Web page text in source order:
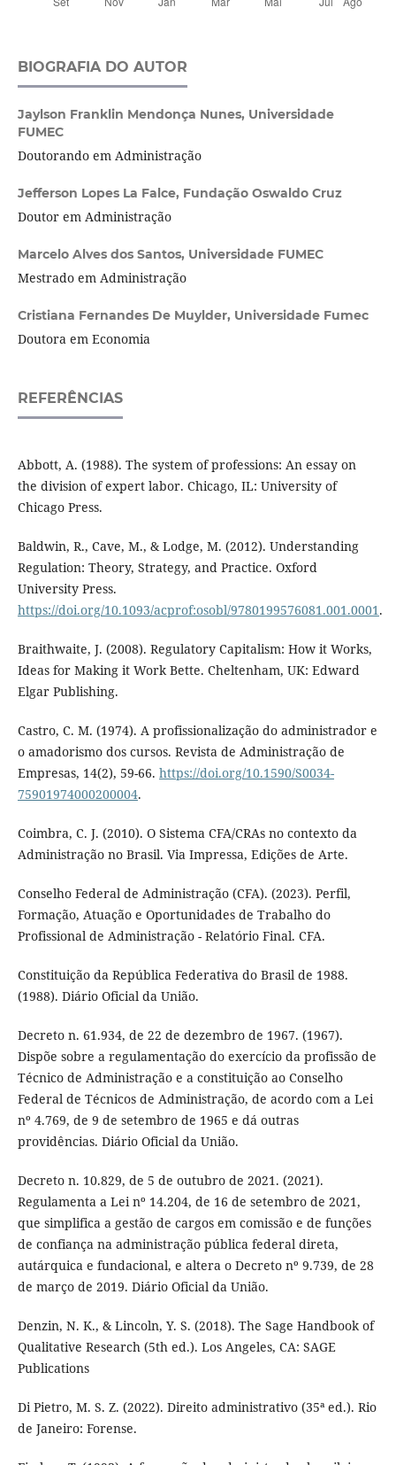
BIOGRAFIA DO AUTOR
Jaylson Franklin Mendonça Nunes, Universidade
FUMEC
Doutorando em Administração
Jefferson Lopes La Falce, Fundação Oswaldo Cruz
Doutor em Administração
Marcelo Alves dos Santos, Universidade FUMEC
Mestrado em Administração
Cristiana Fernandes De Muylder, Universidade Fumec
Doutora em Economia
REFERÊNCIAS
Abbott, A. (1988). The system of professions: An essay on
the division of expert labor. Chicago, IL: University of
Chicago Press.
Baldwin, R., Cave, M., & Lodge, M. (2012). Understanding
Regulation: Theory, Strategy, and Practice. Oxford
University Press.
https://doi.org/10.1093/acprof:osobl/9780199576081.001.0001.
Braithwaite, J. (2008). Regulatory Capitalism: How it Works,
Ideas for Making it Work Bette. Cheltenham, UK: Edward
Elgar Publishing.
Castro, C. M. (1974). A profissionalização do administrador e
o amadorismo dos cursos. Revista de Administração de
Empresas, 14(2), 59-66. https://doi.org/10.1590/S0034-
75901974000200004.
Coimbra, C. J. (2010). O Sistema CFA/CRAs no contexto da
Administração no Brasil. Via Impressa, Edições de Arte.
Conselho Federal de Administração (CFA). (2023). Perfil,
Formação, Atuação e Oportunidades de Trabalho do
Profissional de Administração - Relatório Final. CFA.
Constituição da República Federativa do Brasil de 1988.
(1988). Diário Oficial da União.
Decreto n. 61.934, de 22 de dezembro de 1967. (1967).
Dispõe sobre a regulamentação do exercício da profissão de
Técnico de Administração e a constituição ao Conselho
Federal de Técnicos de Administração, de acordo com a Lei
nº 4.769, de 9 de setembro de 1965 e dá outras
providências. Diário Oficial da União.
Decreto n. 10.829, de 5 de outubro de 2021. (2021).
Regulamenta a Lei nº 14.204, de 16 de setembro de 2021,
que simplifica a gestão de cargos em comissão e de funções
de confiança na administração pública federal direta,
autárquica e fundacional, e altera o Decreto nº 9.739, de 28
de março de 2019. Diário Oficial da União.
Denzin, N. K., & Lincoln, Y. S. (2018). The Sage Handbook of
Qualitative Research (5th ed.). Los Angeles, CA: SAGE
Publications
Di Pietro, M. S. Z. (2022). Direito administrativo (35ª ed.). Rio
de Janeiro: Forense.